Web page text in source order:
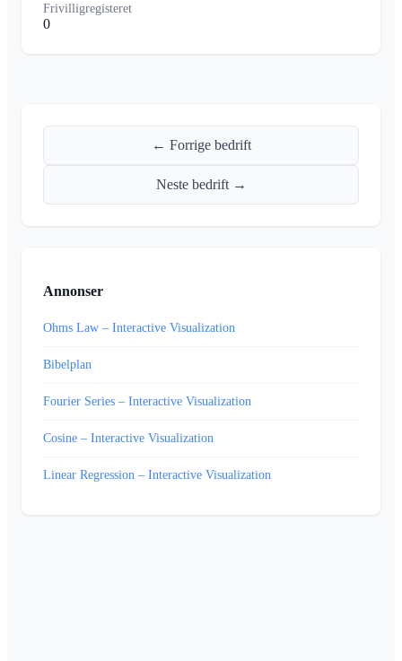
Frivilligregisteret
0
← Forrige bedrift
Neste bedrift →
Annonser
Ohms Law – Interactive Visualization
Bibelplan
Fourier Series – Interactive Visualization
Cosine – Interactive Visualization
Linear Regression – Interactive Visualization